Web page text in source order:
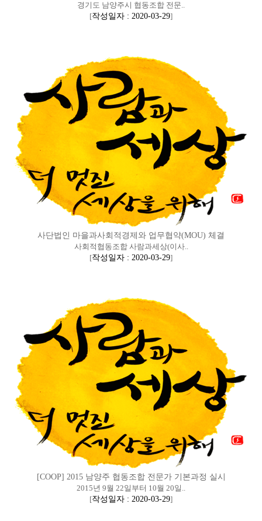
경기도 남양주시 협동조합 전문..
[작성일자 : 2020-03-29]
사단법인 마을과사회적경제와 업무협약(MOU) 체결
사회적협동조합 사람과세상(이사..
[작성일자 : 2020-03-29]
[COOP] 2015 남양주 협동조합 전문가 기본과정 실시
2015년 9월 22일부터 10월 20일..
[작성일자 : 2020-03-29]